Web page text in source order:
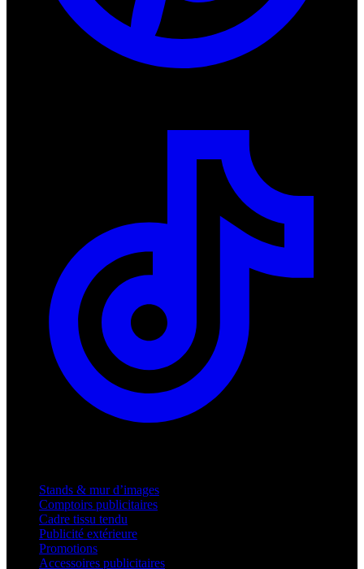
Stands & mur d’images
Comptoirs publicitaires
Cadre tissu tendu
Publicité extérieure
Promotions
Accessoires publicitaires